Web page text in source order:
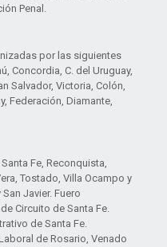
Penal.
por las siguientes
Concordia, C. del Uruguay,
Salvador, Victoria, Colón,
Federación, Diamante,
Fe, Reconquista,
Tostado, Villa Ocampo y
Javier. Fuero
Circuito de Santa Fe.
de Santa Fe.
de Rosario, Venado